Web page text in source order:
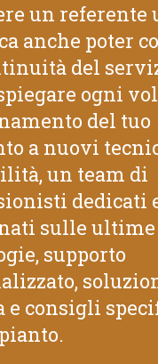
un referente
anche poter
del
ogni
del tuo
a nuovi
un team di
dedicati
sulle ultime
supporto
e consigli